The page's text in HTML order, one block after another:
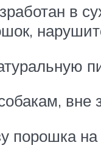
в
вне
порошка